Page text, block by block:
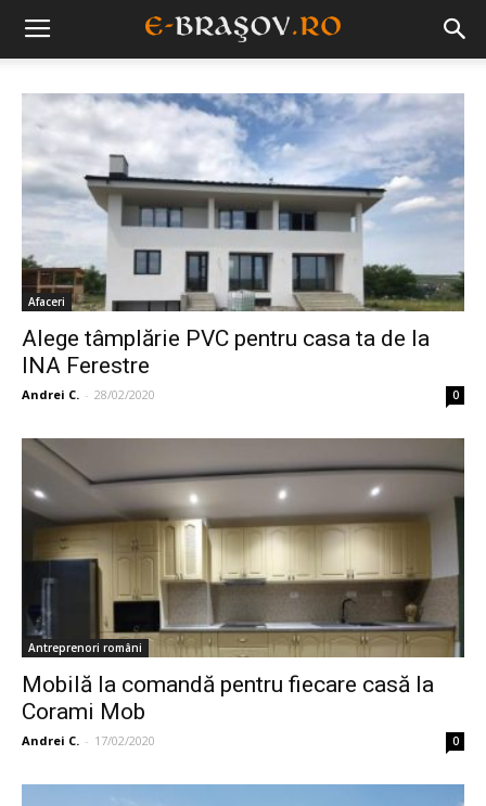
Afaceri
Alege tâmplărie PVC pentru casa ta de la
INA Ferestre
Andrei C. - 28/02/2020 0
Antreprenori români
Mobilă la comandă pentru fiecare casă la
Corami Mob
Andrei C. - 17/02/2020 0